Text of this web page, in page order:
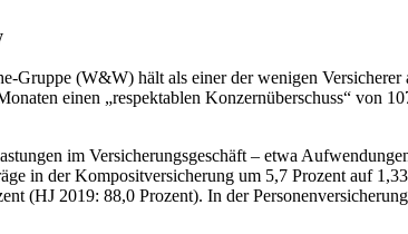
Gruppe (W&W) hält als einer der wenigen
einen „respektablen Konzernüberschuss“
im Versicherungsgeschäft – etwa
in der Kompositversicherung um 5,7 Prozent auf
(HJ 2019: 88,0 Prozent). In der